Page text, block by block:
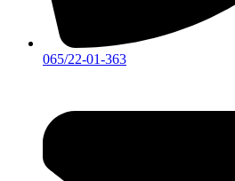
065/22-01-363